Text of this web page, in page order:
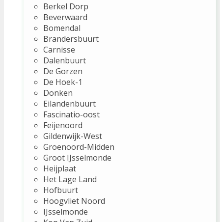
Berkel Dorp
Beverwaard
Bomendal
Brandersbuurt
Carnisse
Dalenbuurt
De Gorzen
De Hoek-1
Donken
Eilandenbuurt
Fascinatio-oost
Feijenoord
Gildenwijk-West
Groenoord-Midden
Groot IJsselmonde
Heijplaat
Het Lage Land
Hofbuurt
Hoogvliet Noord
IJsselmonde